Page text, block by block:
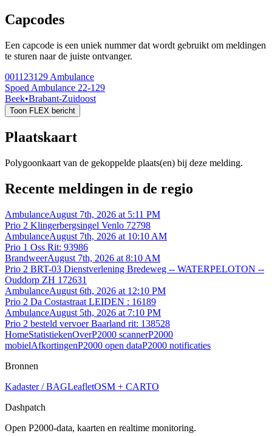
Capcodes
Een capcode is een uniek nummer dat wordt gebruikt om meldingen
te sturen naar de juiste ontvanger.
001123129 Ambulance
Spoed Ambulance 22-129
Beek•Brabant-Zuidoost
Toon FLEX bericht
Plaatskaart
Polygoonkaart van de gekoppelde plaats(en) bij deze melding.
Recente meldingen in de regio
AmbulanceAugust 7th, 2026 at 5:11 PM
Prio 2 Klingerbergsingel Venlo 72798
AmbulanceAugust 7th, 2026 at 10:10 AM
Prio 1 Oss Rit: 93986
BrandweerAugust 7th, 2026 at 8:10 AM
Prio 2 BRT-03 Dienstverlening Bredeweg -- WATERPELOTON --
Ouddorp ZH 172631
AmbulanceAugust 6th, 2026 at 12:10 PM
Prio 2 Da Costastraat LEIDEN : 16189
AmbulanceAugust 5th, 2026 at 7:10 PM
Prio 2 besteld vervoer Baarland rit: 138528
HomeStatistiekenOverP2000 scannerP2000
mobielAfkortingenP2000 open dataP2000 notificaties
Bronnen
Kadaster / BAGLeafletOSM + CARTO
Dashpatch
Open P2000-data, kaarten en realtime monitoring.